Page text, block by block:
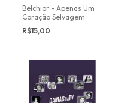
Belchior - Apenas Um
Coração Selvagem
R$15,00